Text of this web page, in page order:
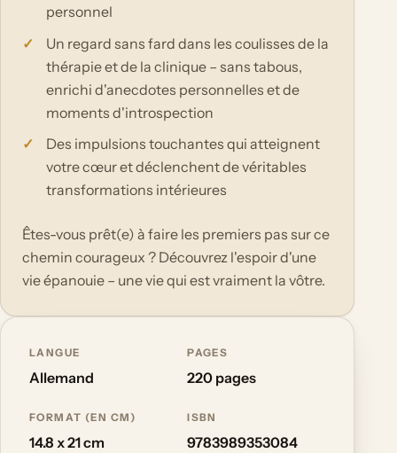
personnel
Un regard sans fard dans les coulisses de la
thérapie et de la clinique – sans tabous,
enrichi d'anecdotes personnelles et de
moments d'introspection
Des impulsions touchantes qui atteignent
votre cœur et déclenchent de véritables
transformations intérieures
Êtes-vous prêt(e) à faire les premiers pas sur ce
chemin courageux ? Découvrez l'espoir d'une
vie épanouie – une vie qui est vraiment la vôtre.
LANGUE
Allemand
PAGES
220 pages
FORMAT (EN CM)
14.8 x 21 cm
ISBN
9783989353084